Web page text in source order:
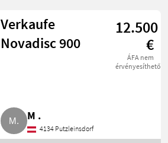
Verkaufe
Novadisc 900
12.500
€
ÁFA nem
érvényesíthető
M .
4134 Putzleinsdorf